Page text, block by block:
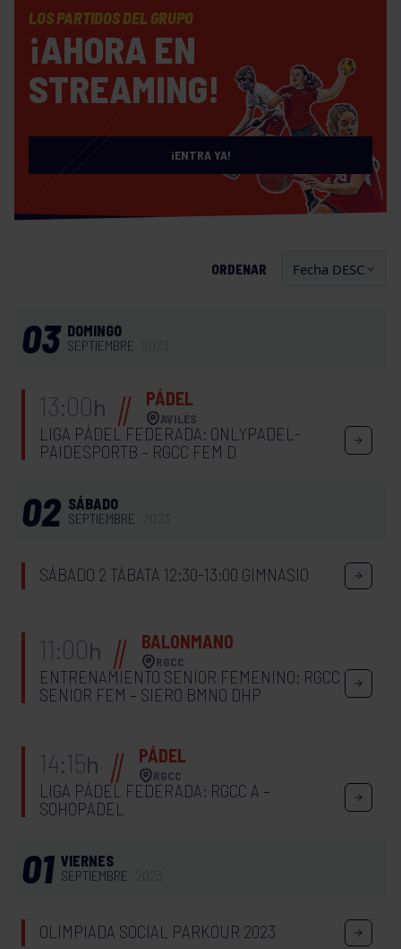
LOS PARTIDOS DEL GRUPO
¡AHORA EN
STREAMING!
¡ENTRA YA!
ORDENAR
03 DOMINGO
SEPTIEMBRE
13:00h PÁDEL
AVILÉS
LIGA PÁDEL FEDERADA: ONLYPADEL-
PAIDESPORTB – RGCC FEM D
02 SÁBADO
SEPTIEMBRE
SÁBADO 2 TÁBATA 12:30-13:00 GIMNASIO
11:00h BALONMANO
RGCC
ENTRENAMIENTO SENIOR FEMENINO: RGCC
SENIOR FEM – SIERO BMNO DHP
14:15h PÁDEL
RGCC
LIGA PÁDEL FEDERADA: RGCC A –
SOHOPADEL
01 VIERNES
SEPTIEMBRE
OLIMPIADA SOCIAL PARKOUR 2023